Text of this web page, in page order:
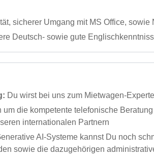
sicherer Umgang mit MS Office,
Deutsch- sowie gute
Du wirst bei uns zum Mietwagen-
um die kompetente telefonische
internationalen Partnern
AI-Systeme kannst Du noch
sowie die dazugehörigen